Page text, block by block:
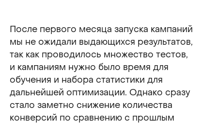
После первого месяца запуска кампаний
мы не ожидали выдающихся результатов,
так как проводилось множество тестов,
и кампаниям нужно было время для
обучения и набора статистики для
дальнейшей оптимизации. Однако сразу
стало заметно снижение количества
конверсий по сравнению с прошлым